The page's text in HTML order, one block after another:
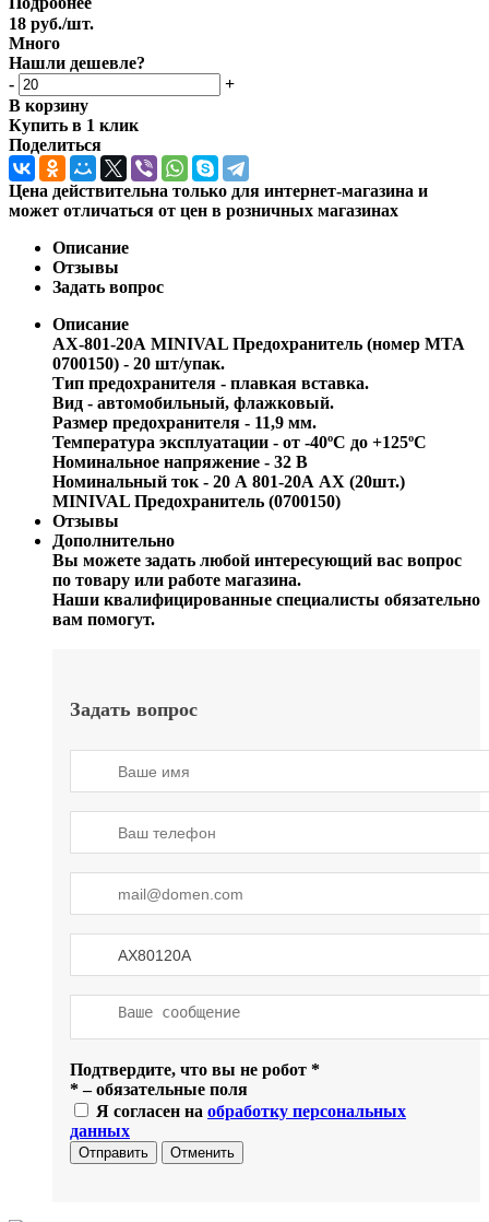
18 руб./шт.
Много
Нашли дешевле?
-
+
В корзину
Купить в 1 клик
Поделиться
Цена действительна только для интернет-магазина и
может отличаться от цен в розничных магазинах
Описание
Отзывы
Задать вопрос
Описание
АХ-801-20А MINIVAL Предохранитель (номер MTA
0700150) - 20 шт/упак.
Тип предохранителя - плавкая вставка.
Вид - автомобильный, флажковый.
Размер предохранителя - 11,9 мм.
Температура эксплуатации - от -40ºС до +125ºС
Номинальное напряжение - 32 В
Номинальный ток - 20 А 801-20А AX (20шт.)
MINIVAL Предохранитель (0700150)
Отзывы
Дополнительно
Вы можете задать любой интересующий вас вопрос
по товару или работе магазина.
Наши квалифицированные специалисты обязательно
вам помогут.
Задать вопрос
Подтвердите, что вы не робот *
*– обязательные поля
Я согласен на обработку персональных
данных
Отправить Отменить